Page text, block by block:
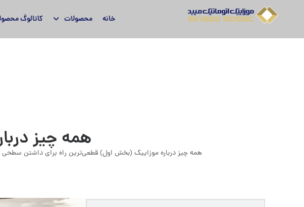
خانه محصولات کاتالوگ
همه چیز
همه چیز درباره موزاییک (بخش اول) قطعی‌ترین راه برای داشتن